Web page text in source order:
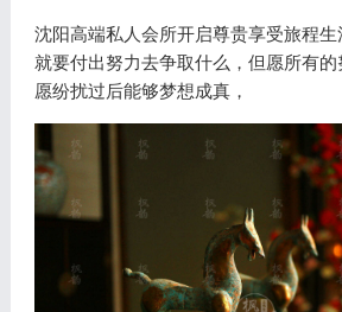
沈阳高端私人会所开启尊贵享受旅程
就要付出努力去争取什么，但愿所有
愿纷扰过后能够梦想成真，